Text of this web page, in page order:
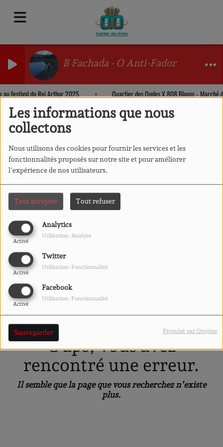
Les informations que nous
collectons
Nous utilisons des cookies pour fournir les services et les
fonctionnalités proposés sur notre site et pour améliorer
l'expérience de nos utilisateurs.
Tout accepter Tout refuser
Analytics
Activé
Utilisation: Analyse
Twitter
Activé
Utilisation: Fonctionnalité
Facebook
Activé
Utilisation: Fonctionnalité
Sauvegarder Propulsé par Orejime
B Fachada - O Anti-Fador
au festival du Roi Arthur 2025 Quartier des Ondes X 808 Bloom - Marché
Oups, vous avez
rencontré une erreur.
Il semble que la page que vous recherchez n’existe
plus.